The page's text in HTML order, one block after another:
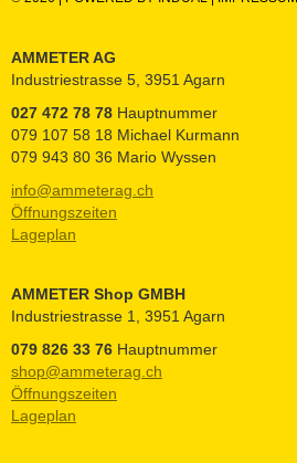
AMMETER AG
Industriestrasse 5, 3951 Agarn
027 472 78 78 Hauptnummer
079 107 58 18 Michael Kurmann
079 943 80 36 Mario Wyssen
info@ammeterag.ch
Öffnungszeiten
Lageplan
AMMETER Shop GMBH
Industriestrasse 1, 3951 Agarn
079 826 33 76 Hauptnummer
shop@ammeterag.ch
Öffnungszeiten
Lageplan